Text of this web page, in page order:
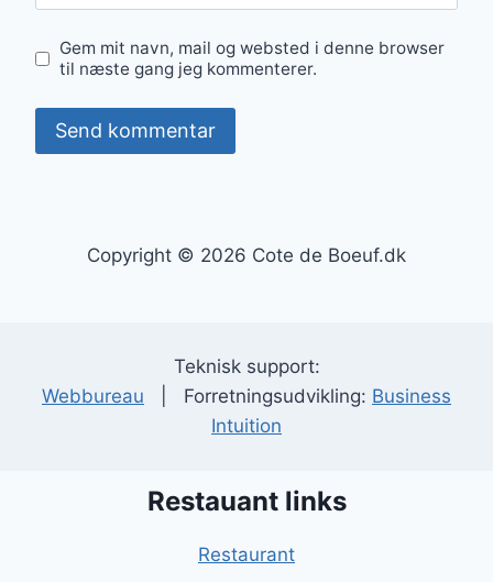
Gem mit navn, mail og websted i denne browser
til næste gang jeg kommenterer.
Copyright © 2026 Cote de Boeuf.dk
Teknisk support:
Webbureau | Forretningsudvikling: Business
Intuition
Restauant links
Restaurant